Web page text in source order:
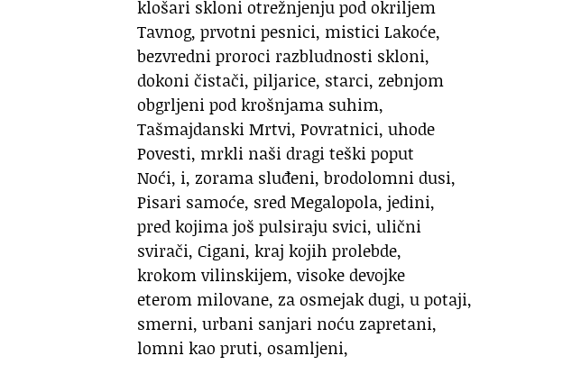
klošari skloni otrežnjenju pod okriljem
Tavnog, prvotni pesnici, mistici Lakoće,
bezvredni proroci razbludnosti skloni,
dokoni čistači, piljarice, starci, zebnjom
obgrljeni pod krošnjama suhim,
Tašmajdanski Mrtvi, Povratnici, uhode
Povesti, mrkli naši dragi teški poput
Noći, i, zorama sluđeni, brodolomni dusi,
Pisari samoće, sred Megalopola, jedini,
pred kojima još pulsiraju svici, ulični
svirači, Cigani, kraj kojih prolebde,
krokom vilinskijem, visoke devojke
eterom milovane, za osmejak dugi, u potaji,
smerni, urbani sanjari noću zapretani,
lomni kao pruti, osamljeni,